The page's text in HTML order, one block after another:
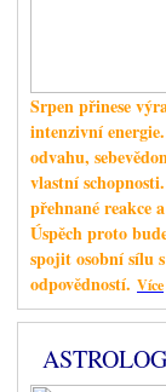
vzniká napětí
Saturn nás
Srpen přinese
intenzivní
odvahu,
vlastní
přehnané reakce
Úspěch proto
spojit osobní sílu
odpovědností. Více